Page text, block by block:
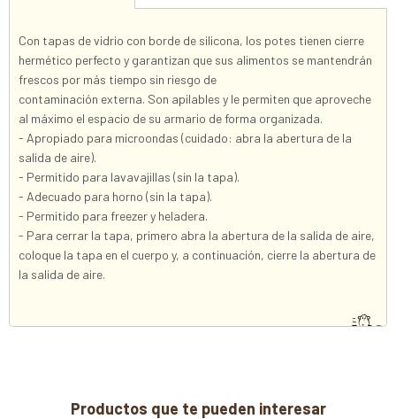
Con tapas de vidrio con borde de silicona, los potes tienen cierre
hermético perfecto y garantizan que sus alimentos se mantendrán
frescos por más tiempo sin riesgo de
contaminación externa. Son apilables y le permiten que aproveche
al máximo el espacio de su armario de forma organizada.
- Apropiado para microondas (cuidado: abra la abertura de la
salida de aire).
- Permitido para lavavajillas (sin la tapa).
- Adecuado para horno (sin la tapa).
- Permitido para freezer y heladera.
- Para cerrar la tapa, primero abra la abertura de la salida de aire,
coloque la tapa en el cuerpo y, a continuación, cierre la abertura de
la salida de aire.
Productos que te pueden interesar